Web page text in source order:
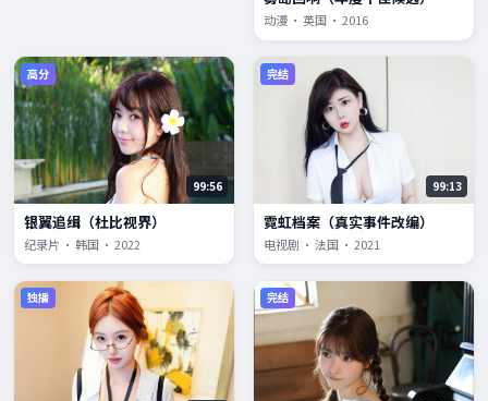
动漫 · 英国 · 2016
高分
99:56
银翼追缉（杜比视界）
纪录片 · 韩国 · 2022
完结
99:13
霓虹档案（真实事件改编）
电视剧 · 法国 · 2021
独播 完结